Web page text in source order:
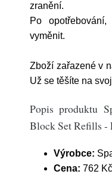
zranění.
Po
vyměnit.
Zboží zařazené v
Už se těšíte na
Popis produktu
Block Set Refills -
Výrobce:
Cena: 762 Kč